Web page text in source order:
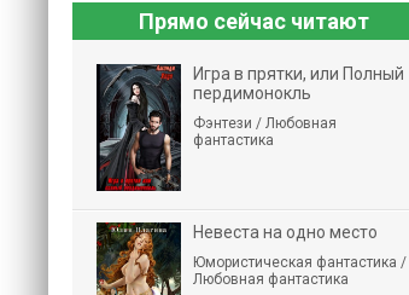
Прямо сейчас читают
Игра в прятки, или Полный
пердимонокль
Фэнтези / Любовная
фантастика
Невеста на одно место
Юмористическая фантастика /
Любовная фантастика